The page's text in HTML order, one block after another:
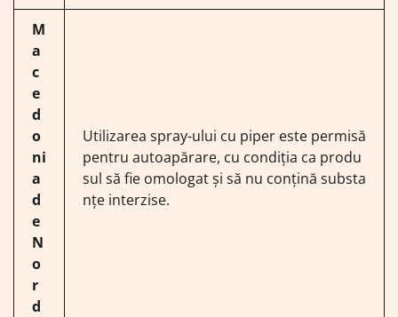
M
a
c
e
d
o
ni
a
d
e
N
o
r
d
Utilizarea spray-ului cu piper este permisă
pentru autoapărare, cu condiția ca produ
sul să fie omologat și să nu conțină substa
nțe interzise.